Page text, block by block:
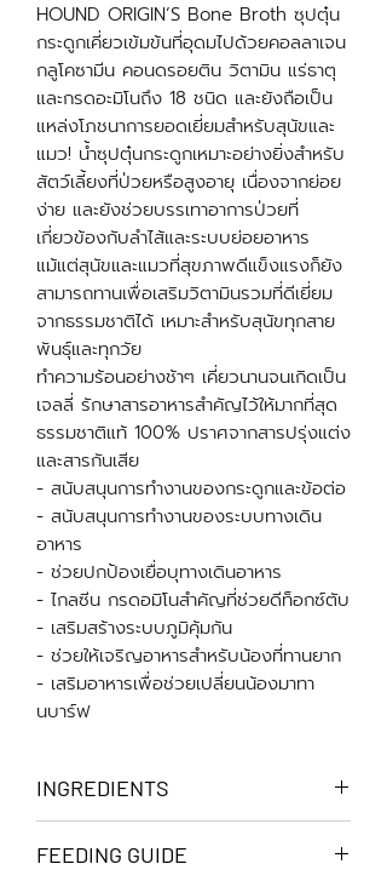
HOUND ORIGIN’S Bone Broth ซุปตุ๋น
กระดูกเคี่ยวเข้มข้นที่อุดมไปด้วยคอลลาเจน
กลูโคซามีน คอนดรอยติน วิตามิน แร่ธาตุ
และกรดอะมิโนถึง 18 ชนิด และยังถือเป็น
แหล่งโภชนาการยอดเยี่ยมสำหรับสุนัขและ
แมว! น้ำซุปตุ๋นกระดูกเหมาะอย่างยิ่งสำหรับ
สัตว์เลี้ยงที่ป่วยหรือสูงอายุ เนื่องจากย่อย
ง่าย และยังช่วยบรรเทาอาการป่วยที่
เกี่ยวข้องกับลำไส้และระบบย่อยอาหาร
แม้แต่สุนัขและแมวที่สุขภาพดีแข็งแรงก็ยัง
สามารถทานเพื่อเสริมวิตามินรวมที่ดีเยี่ยม
จากธรรมชาติได้ เหมาะสำหรับสุนัขทุกสาย
พันธุ์และทุกวัย
ทำความร้อนอย่างช้าๆ เคี่ยวนานจนเกิดเป็น
เจลลี่ รักษาสารอาหารสำคัญไว้ให้มากที่สุด
ธรรมชาติแท้ 100% ปราศจากสารปรุ่งแต่ง
และสารกันเสีย
- สนับสนุนการทำงานของกระดูกและข้อต่อ
- สนับสนุนการทำงานของระบบทางเดิน
อาหาร
- ช่วยปกป้องเยื่อบุทางเดินอาหาร
- ไกลซีน กรดอมิโนสำคัญที่ช่วยดีท็อกซ์ตับ
- เสริมสร้างระบบภูมิคุ้มกัน
- ช่วยให้เจริญอาหารสำหรับน้องที่ทานยาก
- เสริมอาหารเพื่อช่วยเปลี่ยนน้องมาทา
นบาร์ฟ
INGREDIENTS
ปเปิ้ลไซเดอร์ เวนิกา
FEEDING GUIDE